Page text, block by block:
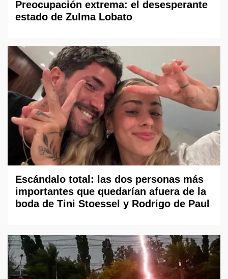
Preocupación extrema: el desesperante
estado de Zulma Lobato
Escándalo total: las dos personas más
importantes que quedarían afuera de la
boda de Tini Stoessel y Rodrigo de Paul